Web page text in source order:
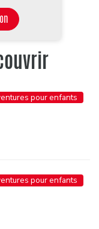
pour enfants
pour enfants